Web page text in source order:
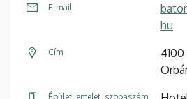
E-mail
hu
Cím
Épület, emelet, szobaszám